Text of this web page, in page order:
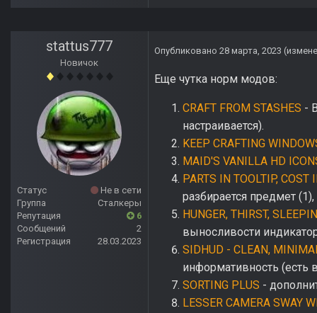
stattus777
Новичок
Статус
Не в сети
Группа
Сталкеры
Репутация
6
Сообщений
2
Регистрация
28.03.2023
Опубликовано 28 марта, 2023
Еще чутка норм модов:
CRAFT FROM STASHES -
настраивается).
KEEP CRAFTING
MAID'S VANILLA HD
PARTS IN TOOLTIP, COST
разбирается предмет
HUNGER, THIRST,
выносливости
SIDHUD - CLEAN,
информативность (есть
SORTING PLUS -
LESSER CAMERA SWAY